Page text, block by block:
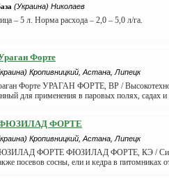
(Украина) Николаев
– 5 л. Норма расхода – 2,0 – 5,0 л/га.
Форте
Кропивницкий, Астана, Липецк
Форте УРАГАН ФОРТЕ, ВР /
для применения в паровых полях, садах
ФЮЗИЛАД ФОРТЕ
Кропивницкий, Астана, Липецк
ФОРТЕ ФЮЗИЛАД ФОРТЕ, КЭ /
посевов сосны, ели и кедра в